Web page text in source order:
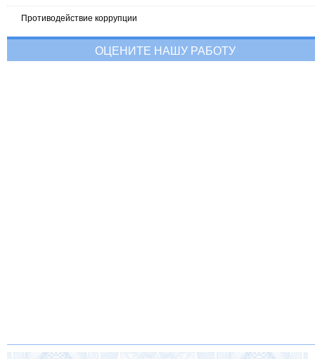
Противодействие коррупции
ОЦЕНИТЕ НАШУ РАБОТУ